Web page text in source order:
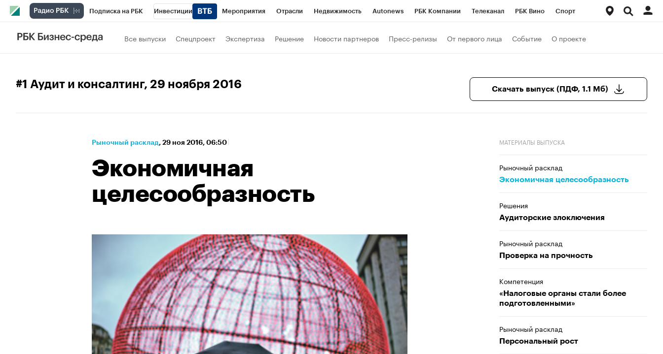
Подписка на РБК Инвестиции Мероприятия Отрасли Недвижимость Autonews РБК Компании Телеканал РБК Вино Спорт
Школа управления РБК
Проверка контрагентов Рынок наличной валюты
Все выпуски Спецпроект Экспертиза Решение Новости партнеров Пресс-релизы От первого лица Событие О проекте
#1 Аудит и консалтинг, 29 ноября 2016 Скачать выпуск (ПДФ, 1.1 Мб)
Рыночный расклад⁠, 29 ноя 2016, 06:50
Экономичная
целесообразность
МАТЕРИАЛЫ ВЫПУСКА
Рыночный расклад
Экономичная целесообразность
Решения
Аудиторские злоключения
Рыночный расклад
Проверка на прочность
Компетенция
«Налоговые органы стали более
подготовленными»
Рыночный расклад
Персональный рост